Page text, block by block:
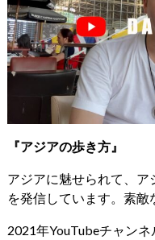
『アジアの歩き方』
アジアに魅せられて、ア
を発信しています。素
2021年YouTubeチャンネ